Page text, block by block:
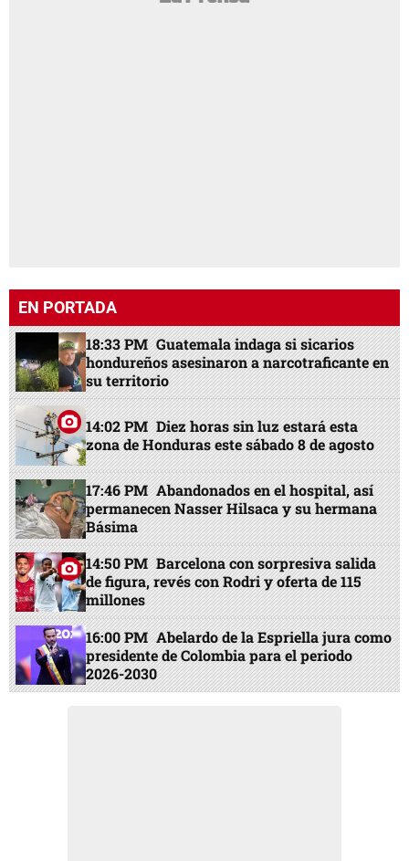
EN PORTADA
18:33 PM Guatemala indaga si sicarios
hondureños asesinaron a narcotraficante en
su territorio
14:02 PM Diez horas sin luz estará esta
zona de Honduras este sábado 8 de agosto
17:46 PM Abandonados en el hospital, así
permanecen Nasser Hilsaca y su hermana
Básima
14:50 PM Barcelona con sorpresiva salida
de figura, revés con Rodri y oferta de 115
millones
16:00 PM Abelardo de la Espriella jura como
presidente de Colombia para el periodo
2026-2030